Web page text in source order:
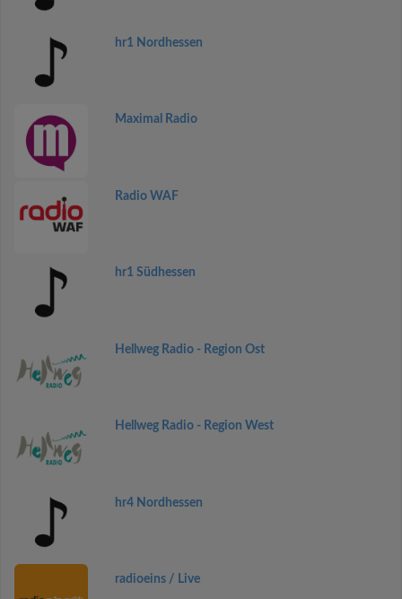
hr1 Nordhessen
Maximal Radio
Radio WAF
hr1 Südhessen
Hellweg Radio - Region Ost
Hellweg Radio - Region West
hr4 Nordhessen
radioeins / Live